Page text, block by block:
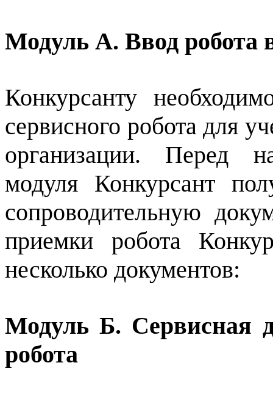
Модуль А. Ввод робота
Конкурсанту
сервисного робота для
организации. Перед
модуля Конкурсант
сопроводительную
приемки робота
несколько документов:
Модуль Б. Сервисная
робота